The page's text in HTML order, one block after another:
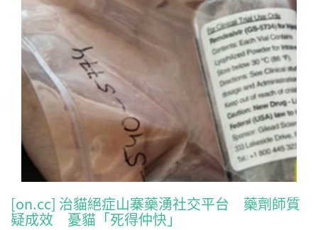
[on.cc] 治貓絕症山寨藥湧社交平台 藥劑師質
疑成效 憂貓「死得仲快」